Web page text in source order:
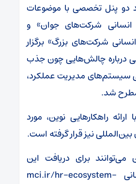
دو پنل تخصصی با موضوعات
انسانی شرکت‌های جوان» و
شرکت‌های بزرگ» برگزار
درباره چالش‌هایی چون جذب
سیستم‌های مدیریت عملکرد،
شد.
راهکارهایی نوین، مورد
نیز قرار گرفته است.
می‌توانند برای دریافت این
گزارش به نشانی mci.ir/hr-ecosystem-